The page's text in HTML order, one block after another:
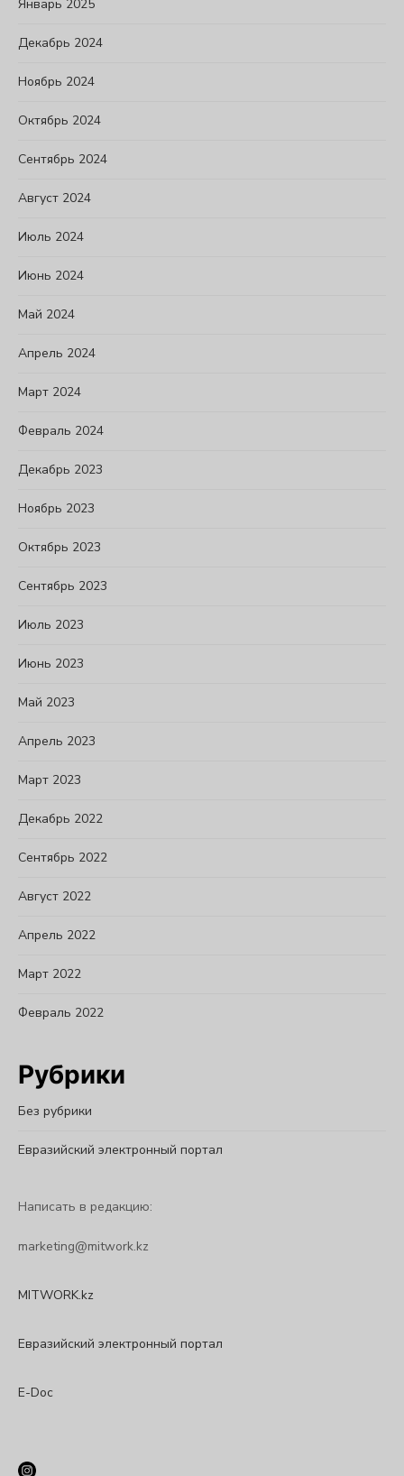
Январь 2025
Декабрь 2024
Ноябрь 2024
Октябрь 2024
Сентябрь 2024
Август 2024
Июль 2024
Июнь 2024
Май 2024
Апрель 2024
Март 2024
Февраль 2024
Декабрь 2023
Ноябрь 2023
Октябрь 2023
Сентябрь 2023
Июль 2023
Июнь 2023
Май 2023
Апрель 2023
Март 2023
Декабрь 2022
Сентябрь 2022
Август 2022
Апрель 2022
Март 2022
Февраль 2022
Рубрики
Без рубрики
Евразийский электронный портал
Написать в редакцию:
marketing@mitwork.kz
MITWORK.kz
Евразийский электронный портал
E-Doc